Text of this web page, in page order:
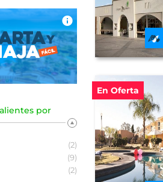
por
(2)
(9)
(2)
En Oferta